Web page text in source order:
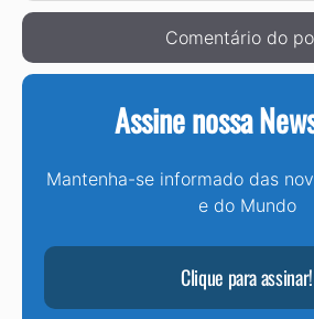
Assine nossa
Mantenha-se informado das
e do Mundo
Clique para assinar!